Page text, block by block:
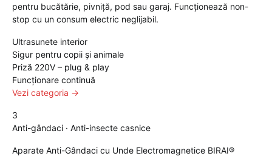
pentru bucătărie, pivniță, pod sau garaj. Funcționează non-
stop cu un consum electric neglijabil.
Ultrasunete interior
Sigur pentru copii și animale
Priză 220V – plug & play
Funcționare continuă
Vezi categoria →
3
Anti-gândaci · Anti-insecte casnice
Aparate Anti-Gândaci cu Unde Electromagnetice BIRAI®